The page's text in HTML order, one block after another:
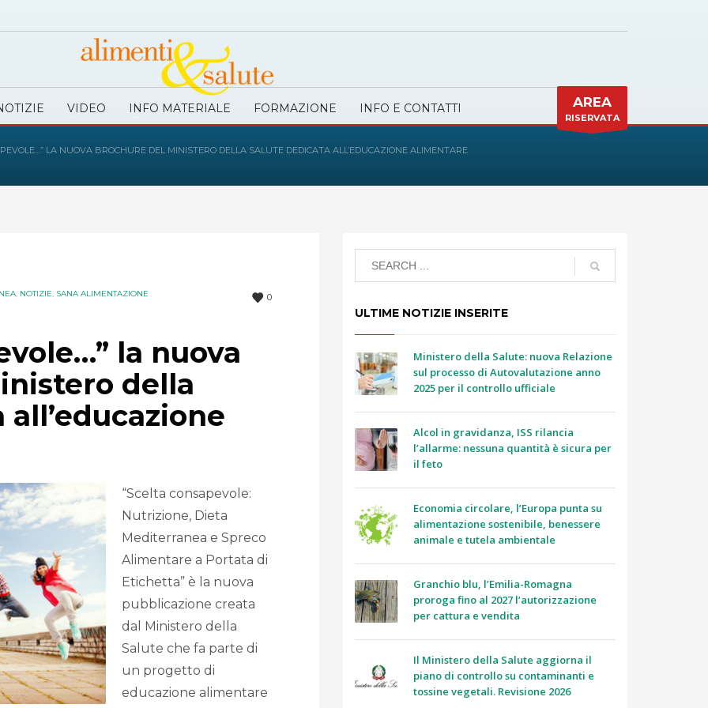
VIDEO INFO MATERIALE FORMAZIONE INFO E CONTATTI AREA
RISERVATA
LA NUOVA BROCHURE DEL MINISTERO DELLA SALUTE DEDICATA ALL’EDUCAZIONE ALIMENTARE
0
, NOTIZIE, SANA ALIMENTAZIONE
la nuova
della
“Scelta consapevole:
Nutrizione, Dieta
Mediterranea e Spreco
Alimentare a Portata di
Etichetta” è la nuova
pubblicazione creata
dal Ministero della
Salute che fa parte di
un progetto di
educazione alimentare
ULTIME NOTIZIE INSERITE
Ministero della Salute: nuova Relazione
sul processo di Autovalutazione anno
2025 per il controllo ufficiale
Alcol in gravidanza, ISS rilancia
l’allarme: nessuna quantità è sicura per
il feto
Economia circolare, l’Europa punta su
alimentazione sostenibile, benessere
animale e tutela ambientale
Granchio blu, l’Emilia-Romagna
proroga fino al 2027 l’autorizzazione
per cattura e vendita
Il Ministero della Salute aggiorna il
piano di controllo su contaminanti e
tossine vegetali. Revisione 2026